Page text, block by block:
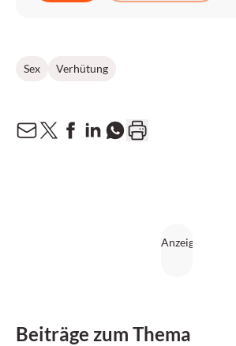
Sex Verhütung
Beiträge zum Thema